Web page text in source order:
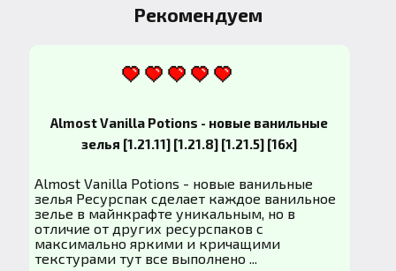
Рекомендуем
Almost Vanilla Potions - новые ванильные
зелья [1.21.11] [1.21.8] [1.21.5] [16x]
Almost Vanilla Potions - новые ванильные
зелья Ресурспак сделает каждое ванильное
зелье в майнкрафте уникальным, но в
отличие от других ресурспаков с
максимально яркими и кричащими
текстурами тут все выполнено ...